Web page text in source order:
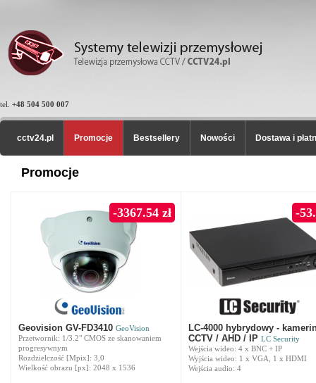
tel. +48 504 500 007
cctv24.pl Promocje Bestsellery Nowości Dostawa i
Promocje
Geovision GV-FD3410 GeoVision
Przetwornik: 1/3.2" CMOS ze skanowaniem
progresywnym
Rozdzielczość [Mpix]: 3,0
Wielkość obrazu [px]: 2048 x 1536
-3367.54 zł
LC-4000 hybrydowy -
CCTV / AHD / IP LC Security
Wejścia wideo: 4 x BNC + IP
Wyjścia wideo: 1 x VGA, 1 x HDMI
Wejścia audio: 4
-